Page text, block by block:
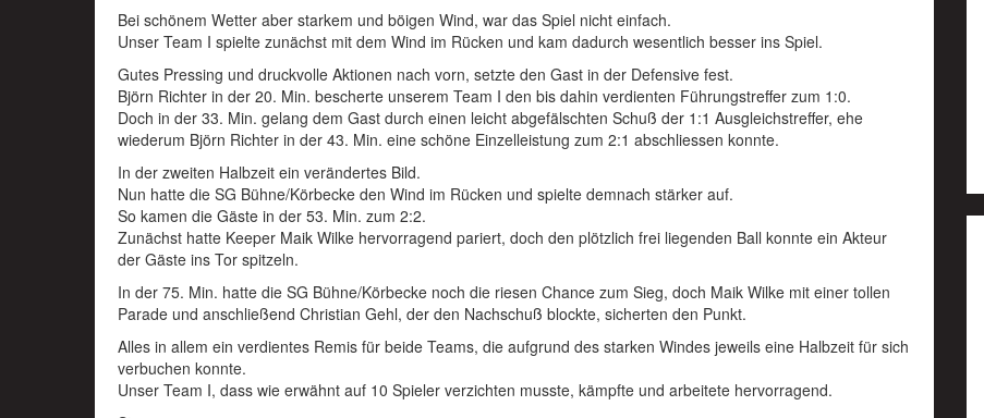
Bei schönem Wetter aber starkem und böigen Wind, war das Spiel nicht einfach.
Unser Team I spielte zunächst mit dem Wind im Rücken und kam dadurch wesentlich besser ins Spiel.
Gutes Pressing und druckvolle Aktionen nach vorn, setzte den Gast in der Defensive fest.
Björn Richter in der 20. Min. bescherte unserem Team I den bis dahin verdienten Führungstreffer zum 1:0.
Doch in der 33. Min. gelang dem Gast durch einen leicht abgefälschten Schuß der 1:1 Ausgleichstreffer, ehe
wiederum Björn Richter in der 43. Min. eine schöne Einzelleistung zum 2:1 abschliessen konnte.
In der zweiten Halbzeit ein verändertes Bild.
Nun hatte die SG Bühne/Körbecke den Wind im Rücken und spielte demnach stärker auf.
So kamen die Gäste in der 53. Min. zum 2:2.
Zunächst hatte Keeper Maik Wilke hervorragend pariert, doch den plötzlich frei liegenden Ball konnte ein Akteur
der Gäste ins Tor spitzeln.
In der 75. Min. hatte die SG Bühne/Körbecke noch die riesen Chance zum Sieg, doch Maik Wilke mit einer tollen
Parade und anschließend Christian Gehl, der den Nachschuß blockte, sicherten den Punkt.
Alles in allem ein verdientes Remis für beide Teams, die aufgrund des starken Windes jeweils eine Halbzeit für sich
verbuchen konnte.
Unser Team I, dass wie erwähnt auf 10 Spieler verzichten musste, kämpfte und arbeitete hervorragend.